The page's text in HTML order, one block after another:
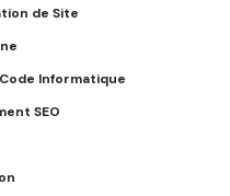
de Site
Informatique
SEO